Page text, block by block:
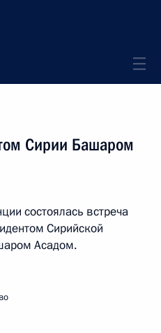
Сирии Башаром
состоялась встреча
Сирийской
Асадом.